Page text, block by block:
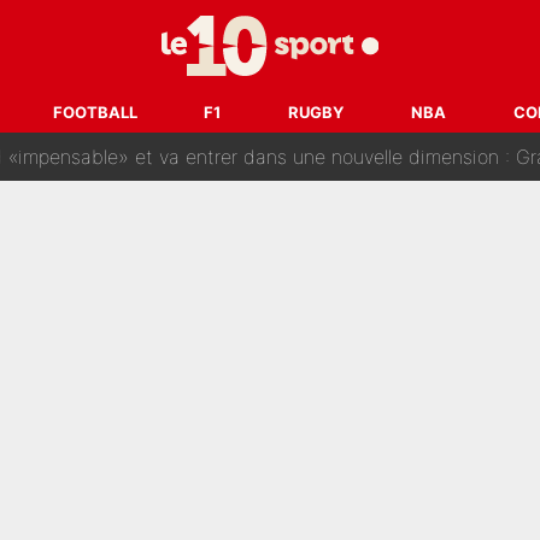
FOOTBALL F1 RUGBY NBA
de Kylian Mbappé au Real Madrid continue de régaler
annonce un premier problème pour Zinedine Zidane en
et va entrer dans une nouvelle dimension :